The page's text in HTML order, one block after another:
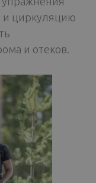
и циркуляцию
и отеков.